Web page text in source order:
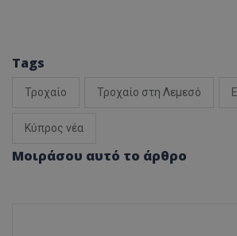
Tags
Τροχαίο Τροχαίο στη Λεμεσό
Κύπρος νέα
Μοιράσου αυτό το άρθρο